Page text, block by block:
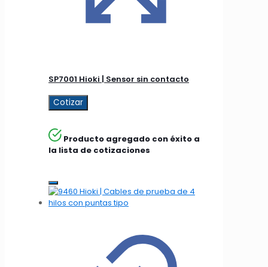
SP7001 Hioki | Sensor sin contacto
Cotizar
Producto agregado con éxito a
la lista de cotizaciones